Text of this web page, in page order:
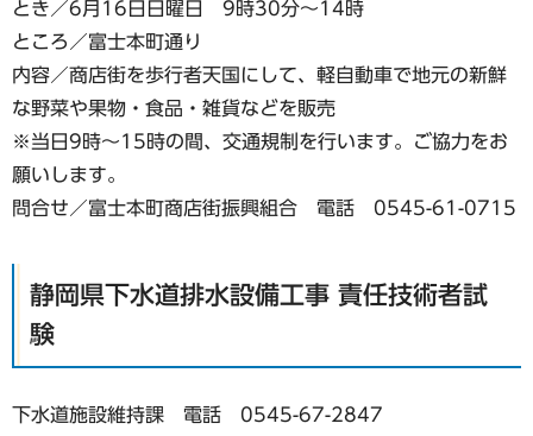
とき／6月16日日曜日 9時30分～14時
ところ／富士本町通り
内容／商店街を歩行者天国にして、軽自動車で地元の新鮮
な野菜や果物・食品・雑貨などを販売
※当日9時〜15時の間、交通規制を行います。ご協力をお
願いします。
問合せ／富士本町商店街振興組合 電話 0545-61-0715
静岡県下水道排水設備工事 責任技術者試
験
下水道施設維持課 電話 0545-67-2847